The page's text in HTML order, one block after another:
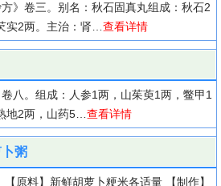
》卷三。别名：秋石固真丸组成：秋石2
实2两。主治：肾… 查看详情
八。组成：人参1两，山茱萸1两，鳖甲1
地2两，山药5… 查看详情
粥
【原料】新鲜胡萝卜粳米各适量 【制作】